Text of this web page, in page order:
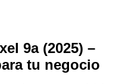
9a (2025) –
tu negocio